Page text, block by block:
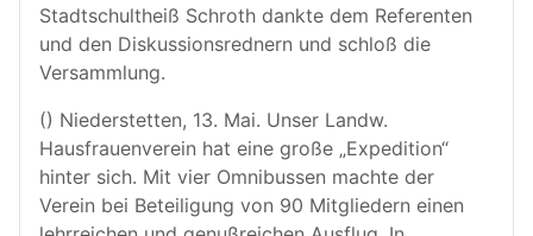
Stadtschultheiß Schroth dankte dem Referenten
und den Diskussionsrednern und schloß die
Versammlung.
() Niederstetten, 13. Mai. Unser Landw.
Hausfrauenverein hat eine große „Expedition“
hinter sich. Mit vier Omnibussen machte der
Verein bei Beteiligung von 90 Mitgliedern einen